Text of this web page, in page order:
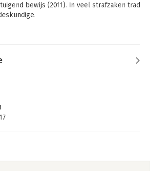
bewijs (2011). In veel strafzaken trad
door Peter van